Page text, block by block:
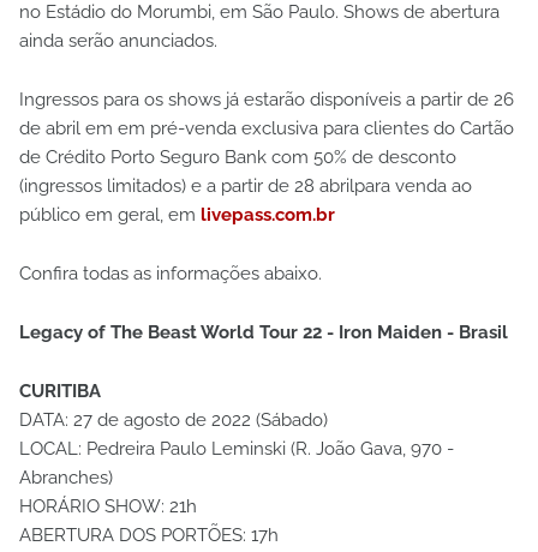
no Estádio do Morumbi, em São Paulo. Shows de abertura
ainda serão anunciados.
Ingressos para os shows já estarão disponíveis a partir de 26
de abril em em pré-venda exclusiva para clientes do Cartão
de Crédito Porto Seguro Bank com 50% de desconto
(ingressos limitados) e a partir de 28 abrilpara venda ao
público em geral, em livepass.com.br
Confira todas as informações abaixo.
Legacy of The Beast World Tour 22 - Iron Maiden - Brasil
CURITIBA
DATA: 27 de agosto de 2022 (Sábado)
LOCAL: Pedreira Paulo Leminski (R. João Gava, 970 -
Abranches)
HORÁRIO SHOW: 21h
ABERTURA DOS PORTÕES: 17h